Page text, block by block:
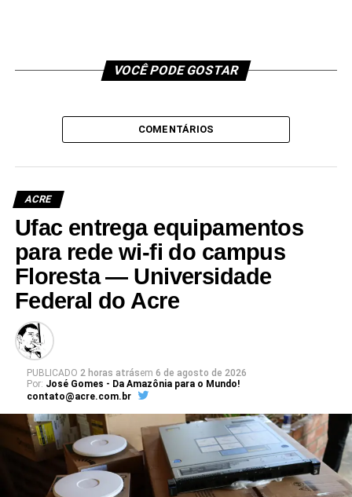
VOCÊ PODE GOSTAR
COMENTÁRIOS
ACRE
Ufac entrega equipamentos
para rede wi-fi do campus
Floresta — Universidade
Federal do Acre
PUBLICADO 2 horas atrásem 6 de agosto de 2026
Por: José Gomes - Da Amazônia para o Mundo!
contato@acre.com.br